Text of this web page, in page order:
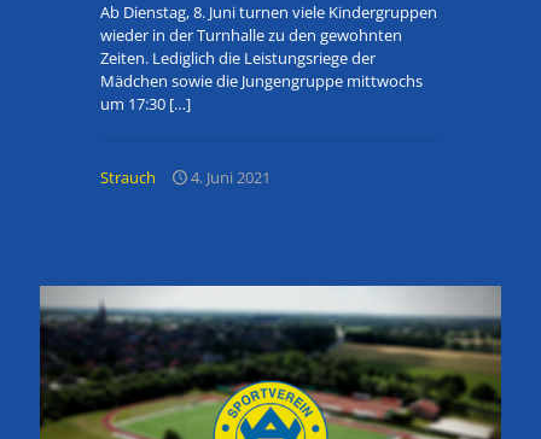
Ab Dienstag, 8. Juni turnen viele Kindergruppen
wieder in der Turnhalle zu den gewohnten
Zeiten. Lediglich die Leistungsriege der
Mädchen sowie die Jungengruppe mittwochs
um 17:30 […]
Strauch 4. Juni 2021